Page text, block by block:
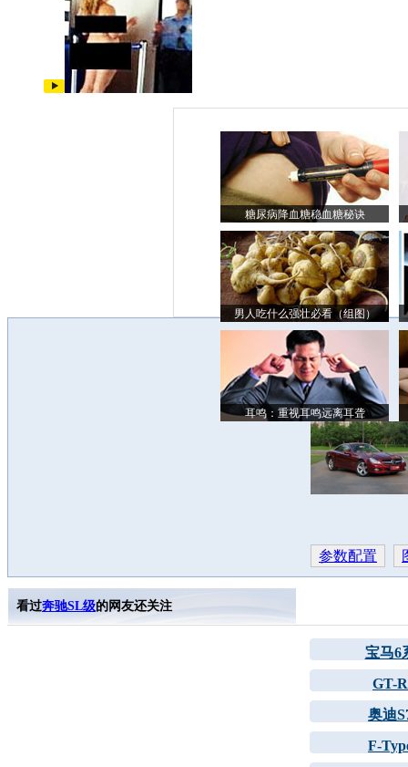
糖尿病降血糖稳血糖秘诀
男人吃什么强壮必看（组图）
耳鸣：重视耳鸣远离耳聋
参数配置
看过奔驰SL级的网友还关注
宝马6
GT-R
奥迪
F-